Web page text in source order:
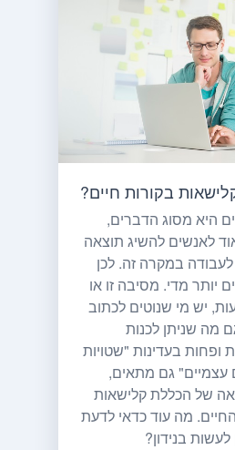
בקורות חיים?
היא מסוג הדברים,
לאנשים להשיג תוצאה
במקרה זה. לכן
יותר מדי. מסיבה זו או
יש מי שנוטים לכתוב
מה שניתן לכנות
ופחות בעדינות "שטויות
עצמיים" גם מתאים,
של הכללת קלישאות
החיים. מה עוד כדאי לדעת
בנידון?